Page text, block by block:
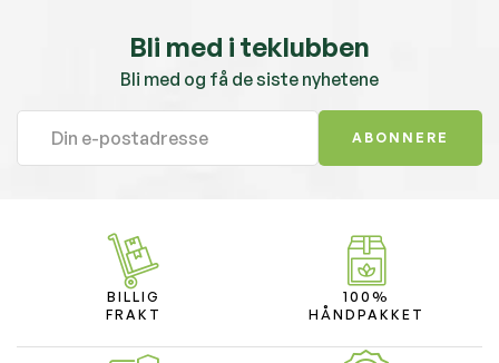
Bli med i teklubben
Bli med og få de siste nyhetene
ABONNERE
BILLIG
FRAKT
100%
HÅNDPAKKET